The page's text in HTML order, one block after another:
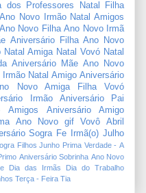
dos Professores
Natal Filha
Ano Novo Irmão Natal Amigos
Ano Novo Filha Ano Novo Irmã
Aniversário Filha Ano Novo
Natal Amiga Natal Vovó Natal
Aniversário Mãe Ano Novo
Irmão Natal Amigo Aniversário
Novo Amiga Filha
Vovó
Irmão
Aniversário Pai
Amigos
Aniversário Amigo
Ano Novo gif Vovô
Abril
Sogra Fe Irmã(o) Julho
Filhos Junho Prima Verdade - A
Aniversário Sobrinha Ano Novo
Dia das Irmãs
Dia do Trabalho
Terça - Feira Tia